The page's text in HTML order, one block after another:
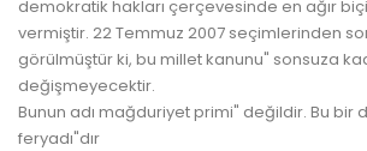
demokratik hakları çerçevesinde en ağır
vermiştir. 22 Temmuz 2007 seçimlerinden
görülmüştür ki, bu millet kanunu" sonsuza
değişmeyecektir.
Bunun adı mağduriyet primi" değildir. Bu bir
feryadı"dır